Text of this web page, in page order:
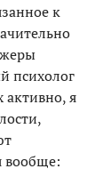
к
психолог
я
вообще: